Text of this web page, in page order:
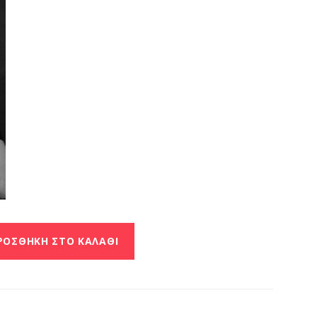
ΣΤΟ ΚΑΛΆΘΙ